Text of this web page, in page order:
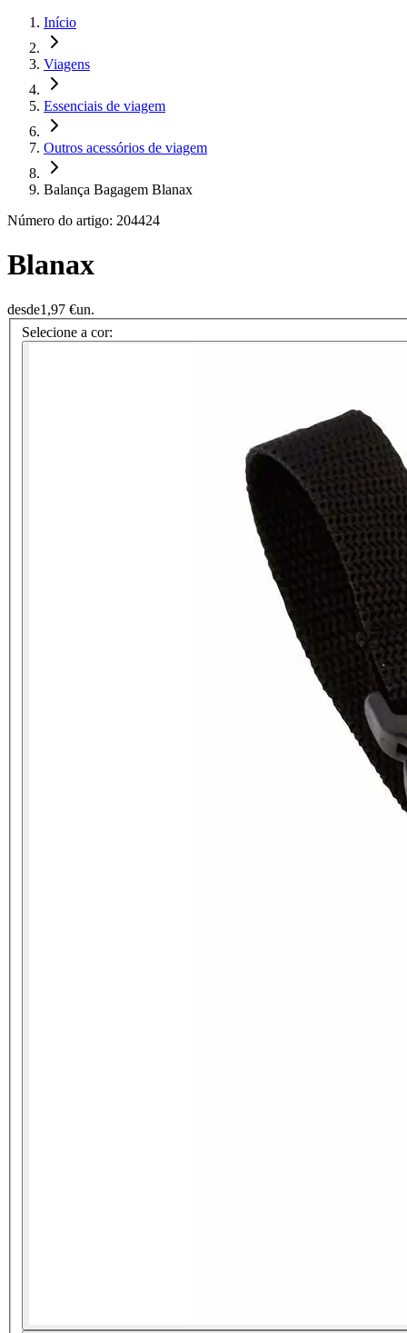
Início
Viagens
Essenciais de viagem
Outros acessórios de viagem
Balança Bagagem Blanax
Número do artigo: 204424
Blanax
desde1,97 €un.
Selecione a cor: